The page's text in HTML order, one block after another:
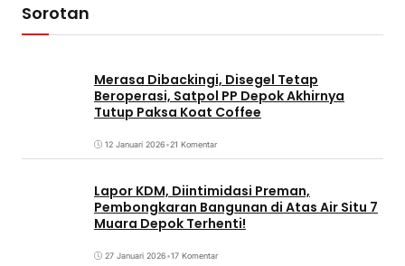
Sorotan
Merasa Dibackingi, Disegel Tetap
Beroperasi, Satpol PP Depok Akhirnya
Tutup Paksa Koat Coffee
12 Januari 2026•21 Komentar
Lapor KDM, Diintimidasi Preman,
Pembongkaran Bangunan di Atas Air Situ 7
Muara Depok Terhenti!
27 Januari 2026•17 Komentar